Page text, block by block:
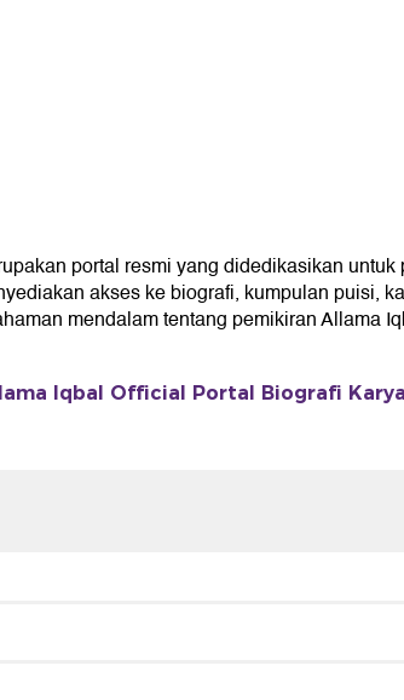
portal resmi yang didedikasikan
akses ke biografi, kumpulan puisi,
mendalam tentang pemikiran Allama
Iqbal Official Portal Biografi